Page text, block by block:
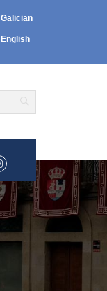
Galician
English